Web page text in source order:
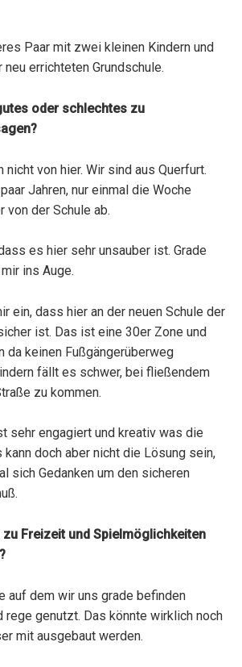
Paar mit zwei kleinen Kindern und
neu errichteten Grundschule.
oder schlechtes zu
nicht von hier. Wir sind aus Querfurt.
Jahren, nur einmal die Woche
von der Schule ab.
es hier sehr unsauber ist. Grade
ins Auge.
ein, dass hier an der neuen Schule der
ist. Das ist eine 30er Zone und
da keinen Fußgängerüberweg
fällt es schwer, bei fließendem
zu kommen.
sehr engagiert und kreativ was die
kann doch aber nicht die Lösung sein,
sich Gedanken um den sicheren
Freizeit und Spielmöglichkeiten
auf dem wir uns grade befinden
rege genutzt. Das könnte wirklich noch
mit ausgebaut werden.